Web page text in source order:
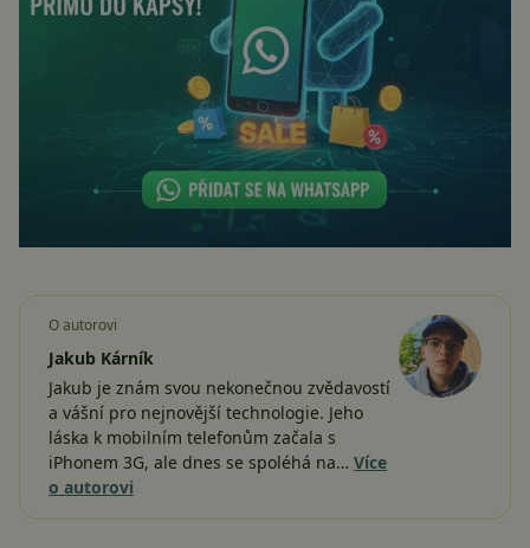
O autorovi
Jakub Kárník
Jakub je znám svou nekonečnou zvědavostí
a vášní pro nejnovější technologie. Jeho
láska k mobilním telefonům začala s
iPhonem 3G, ale dnes se spoléhá na… Více
o autorovi